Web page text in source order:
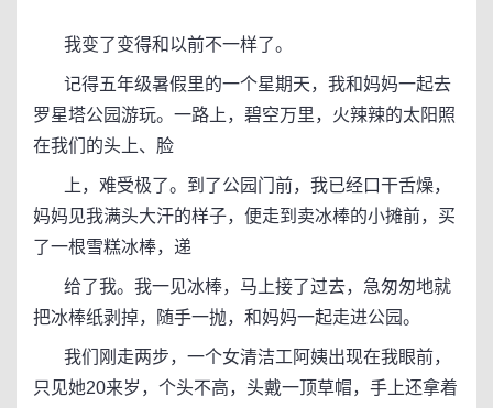
我变了变得和以前不一样了。
记得五年级暑假里的一个星期天，我和妈妈一起去
罗星塔公园游玩。一路上，碧空万里，火辣辣的太阳照
在我们的头上、脸
上，难受极了。到了公园门前，我已经口干舌燥，
妈妈见我满头大汗的样子，便走到卖冰棒的小摊前，买
了一根雪糕冰棒，递
给了我。我一见冰棒，马上接了过去，急匆匆地就
把冰棒纸剥掉，随手一抛，和妈妈一起走进公园。
我们刚走两步，一个女清洁工阿姨出现在我眼前，
只见她20来岁，个头不高，头戴一顶草帽，手上还拿着